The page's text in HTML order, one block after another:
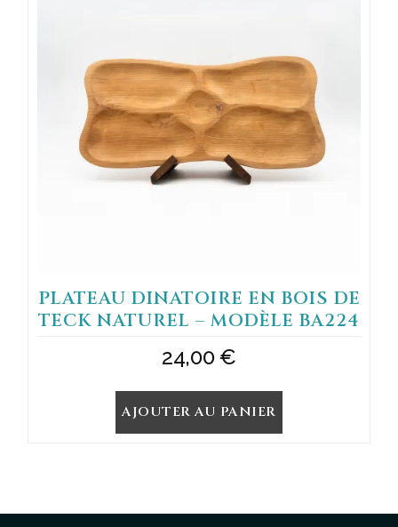
PLATEAU DINATOIRE EN BOIS DE
TECK NATUREL – MODÈLE BA224
24,00€
AJOUTER AU PANIER